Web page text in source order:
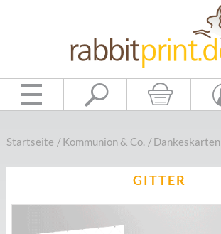
Startseite /Kommunion & Co. /Dankeskarten
GITTER